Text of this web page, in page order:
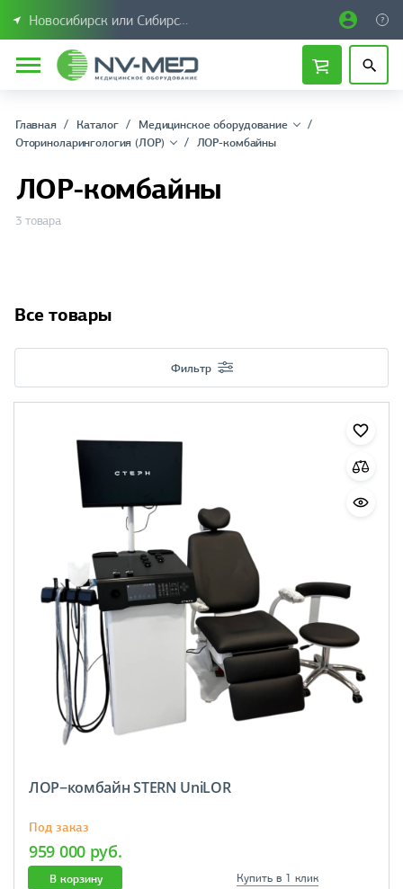
Новосибирск или Сибирский федеральный округ
Главная Каталог
Медицинское оборудование
Оториноларингология (ЛОР)
ЛОР-комбайны
ЛОР-комбайны
3 товара
Все товары
Фильтр
ЛОР−комбайн STERN UniLOR
Под заказ
959 000 руб.
В корзину Купить в 1 клик